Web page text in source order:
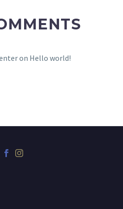
on Hello world!